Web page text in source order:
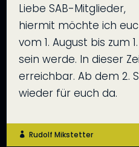
Liebe SAB-Mitglieder,
hiermit möchte ich
vom 1. August bis zum
sein werde. In dieser
erreichbar. Ab dem 2.
wieder für euch da.
 Rudolf Mikstetter